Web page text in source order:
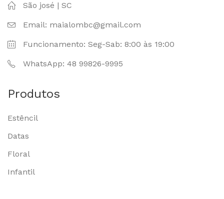
São josé | SC
Email: maialombc@gmail.com
Funcionamento: Seg-Sab: 8:00 às 19:00
WhatsApp: 48 99826-9995
Produtos
Estêncil
Datas
Floral
Infantil